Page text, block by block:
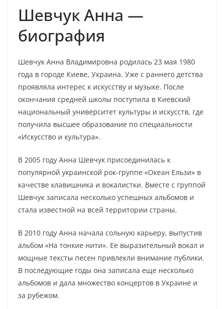
Шевчук Анна —
биография
Шевчук Анна Владимировна родилась 23 мая 1980
года в городе Киеве, Украина. Уже с раннего детства
проявляла интерес к искусству и музыке. После
окончания средней школы поступила в Киевский
национальный университет культуры и искусств, где
получила высшее образование по специальности
«Искусство и культура».
В 2005 году Анна Шевчук присоединилась к
популярной украинской рок-группе «Океан Ельзи» в
качестве клавишника и вокалистки. Вместе с группой
Шевчук записала несколько успешных альбомов и
стала известной на всей территории страны.
В 2010 году Анна начала сольную карьеру, выпустив
альбом «На тонкие нити». Ее выразительный вокал и
мощные тексты песен привлекли внимание публики.
В последующие годы она записала еще несколько
альбомов и дала множество концертов в Украине и
за рубежом.